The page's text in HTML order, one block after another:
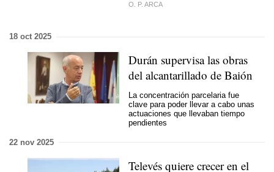
O. P. ARCA
18 oct 2025
Durán supervisa las obras
del alcantarillado de Baión
La concentración parcelaria fue
clave para poder llevar a cabo unas
actuaciones que llevaban tiempo
pendientes
22 nov 2025
Televés quiere crecer en el